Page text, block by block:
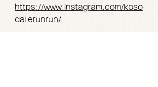
https://www.instagram.com/koso
daterunrun/